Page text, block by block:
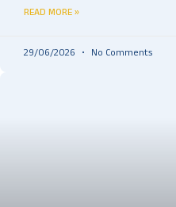
READ MORE »
29/06/2026 No Comments